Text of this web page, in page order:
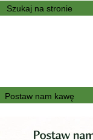
Szukaj na stronie
Postaw nam kawę